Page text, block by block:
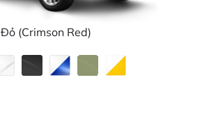
Đỏ (Crimson Red)